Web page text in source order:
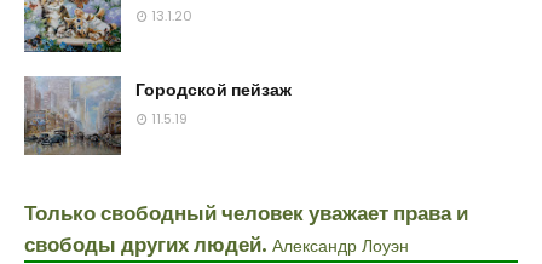
13.1.20
Городской пейзаж
11.5.19
Только свободный человек уважает права и
свободы других людей. Александр Лоуэн